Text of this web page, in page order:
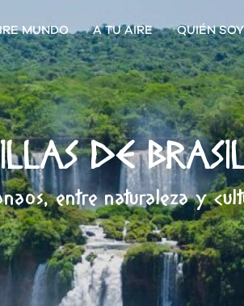
MUNDO A TU AIRE QUIÉN SOY
DE
entre naturaleza y